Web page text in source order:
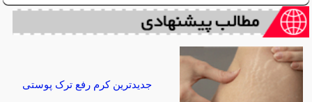
جدیدترین کرم رفع ترک پوستی